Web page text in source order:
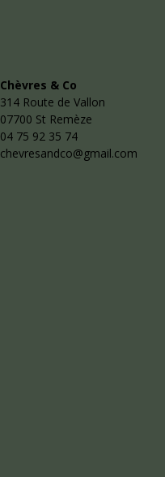
Chèvres & Co
314 Route de Vallon
07700 St Remèze
04 75 92 35 74
chevresandco@gmail.com